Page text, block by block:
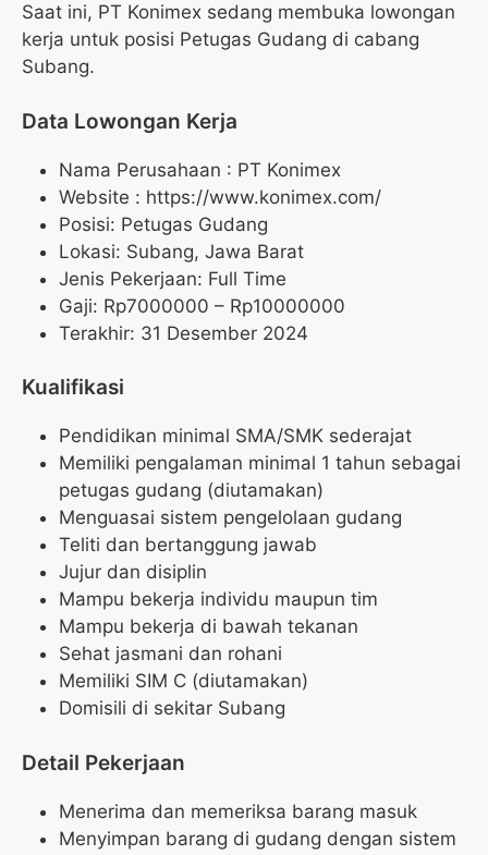
Saat ini, PT Konimex sedang membuka lowongan
kerja untuk posisi Petugas Gudang di cabang
Subang.
Data Lowongan Kerja
Nama Perusahaan : PT Konimex
Website : https://www.konimex.com/
Posisi: Petugas Gudang
Lokasi: Subang, Jawa Barat
Jenis Pekerjaan: Full Time
Gaji: Rp7000000 – Rp10000000
Terakhir: 31 Desember 2024
Kualifikasi
Pendidikan minimal SMA/SMK sederajat
Memiliki pengalaman minimal 1 tahun sebagai
petugas gudang (diutamakan)
Menguasai sistem pengelolaan gudang
Teliti dan bertanggung jawab
Jujur dan disiplin
Mampu bekerja individu maupun tim
Mampu bekerja di bawah tekanan
Sehat jasmani dan rohani
Memiliki SIM C (diutamakan)
Domisili di sekitar Subang
Detail Pekerjaan
Menerima dan memeriksa barang masuk
Menyimpan barang di gudang dengan sistem